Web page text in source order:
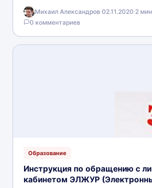
квалифицированных людей в области
Данный ВУЗ идет в ногу с
технологиями,…
Михаил Александров·02.11.2020·2
0 комментариев
Образование
Инструкция по обращению с
кабинетом ЭЛЖУР